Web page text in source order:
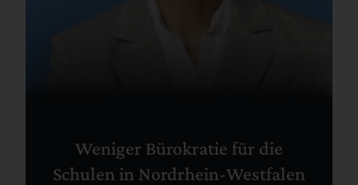
Weniger Bürokratie für die
Schulen in Nordrhein-Westfalen